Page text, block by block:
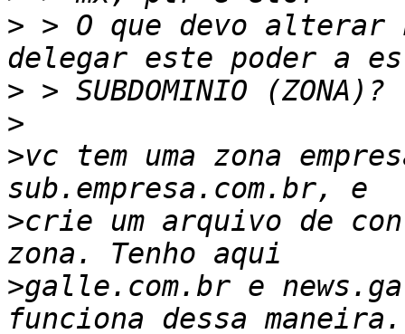
> > O que devo alterar
>
>
>vc tem uma zona
>crie um arquivo de
>galle.com.br e